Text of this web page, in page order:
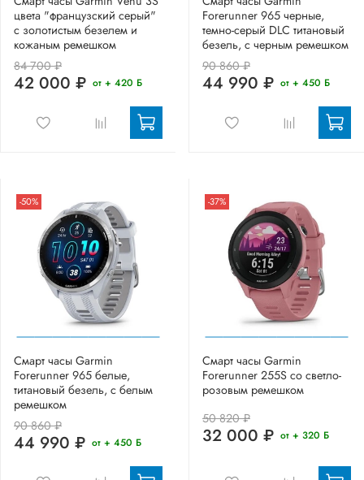
цвета "французский серый"
с золотистым безелем и
кожаным ремешком
84 700 ₽
42 000 ₽ от + 420 Б
Forerunner 965 черные,
темно-серый DLC титановый
безель, с черным ремешком
90 860 ₽
44 990 ₽ от + 450 Б
-50%
Смарт часы Garmin
Forerunner 965 белые,
титановый безель, с белым
ремешком
90 860 ₽
44 990 ₽ от + 450 Б
-37%
Смарт часы Garmin
Forerunner 255S со светло-
розовым ремешком
50 820 ₽
32 000 ₽ от + 320 Б